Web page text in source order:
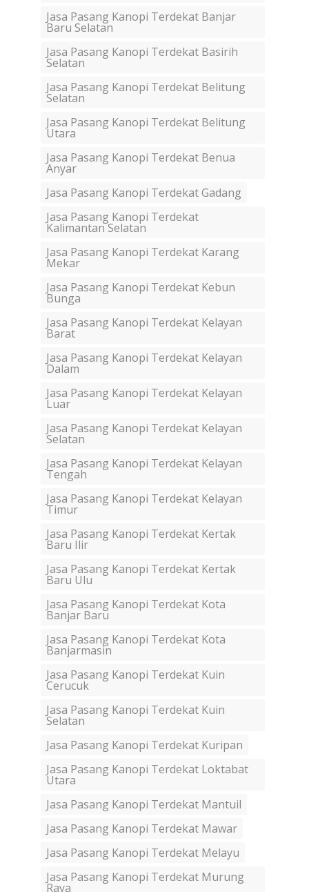
Jasa Pasang Kanopi Terdekat Banjar
Baru Selatan
Jasa Pasang Kanopi Terdekat Basirih
Selatan
Jasa Pasang Kanopi Terdekat Belitung
Selatan
Jasa Pasang Kanopi Terdekat Belitung
Utara
Jasa Pasang Kanopi Terdekat Benua
Anyar
Jasa Pasang Kanopi Terdekat Gadang
Jasa Pasang Kanopi Terdekat
Kalimantan Selatan
Jasa Pasang Kanopi Terdekat Karang
Mekar
Jasa Pasang Kanopi Terdekat Kebun
Bunga
Jasa Pasang Kanopi Terdekat Kelayan
Barat
Jasa Pasang Kanopi Terdekat Kelayan
Dalam
Jasa Pasang Kanopi Terdekat Kelayan
Luar
Jasa Pasang Kanopi Terdekat Kelayan
Selatan
Jasa Pasang Kanopi Terdekat Kelayan
Tengah
Jasa Pasang Kanopi Terdekat Kelayan
Timur
Jasa Pasang Kanopi Terdekat Kertak
Baru Ilir
Jasa Pasang Kanopi Terdekat Kertak
Baru Ulu
Jasa Pasang Kanopi Terdekat Kota
Banjar Baru
Jasa Pasang Kanopi Terdekat Kota
Banjarmasin
Jasa Pasang Kanopi Terdekat Kuin
Cerucuk
Jasa Pasang Kanopi Terdekat Kuin
Selatan
Jasa Pasang Kanopi Terdekat Kuripan
Jasa Pasang Kanopi Terdekat Loktabat
Utara
Jasa Pasang Kanopi Terdekat Mantuil
Jasa Pasang Kanopi Terdekat Mawar
Jasa Pasang Kanopi Terdekat Melayu
Jasa Pasang Kanopi Terdekat Murung
Raya